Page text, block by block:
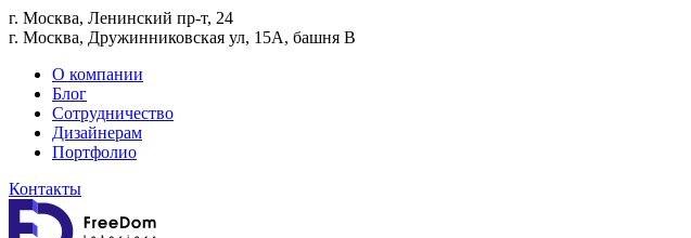
г. Москва, Ленинский пр-т, 24
г. Москва, Дружинниковская ул, 15А, башня В
О компании
Блог
Сотрудничество
Дизайнерам
Портфолио
Контакты